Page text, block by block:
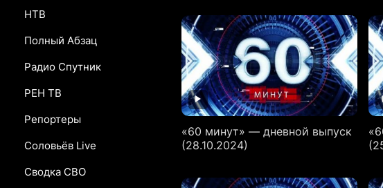
НТВ
Полный Абзац
Радио Спутник
РЕН ТВ
Репортеры
Соловьёв Live
Сводка СВО
«60 минут» — дневной выпуск
(28.10.2024)